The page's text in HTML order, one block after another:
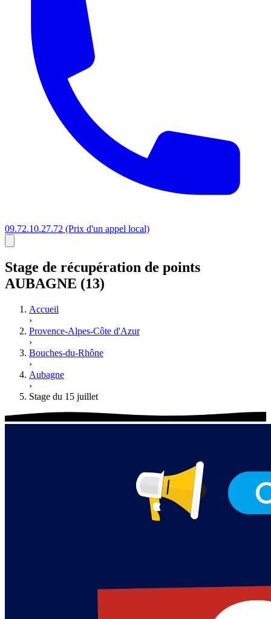
09.72.10.27.72 (Prix d'un appel local)
Stage de récupération de points
AUBAGNE (13)
Accueil
›
Provence-Alpes-Côte d'Azur
›
Bouches-du-Rhône
›
Aubagne
›
Stage du 15 juillet